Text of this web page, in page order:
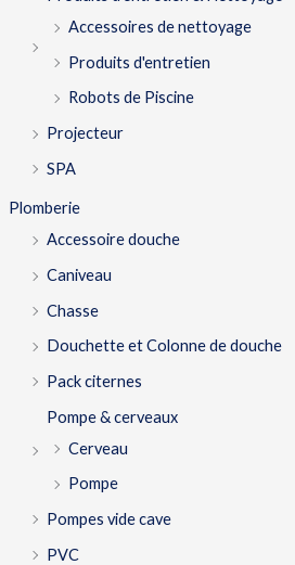
Accessoires de nettoyage
Produits d'entretien
Robots de Piscine
Projecteur
SPA
Plomberie
Accessoire douche
Caniveau
Chasse
Douchette et Colonne de douche
Pack citernes
Pompe & cerveaux
Cerveau
Pompe
Pompes vide cave
PVC